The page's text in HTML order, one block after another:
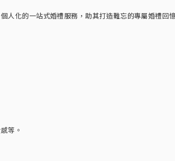
化的一站式婚禮服務，助其打造難忘的專屬婚禮回
等。